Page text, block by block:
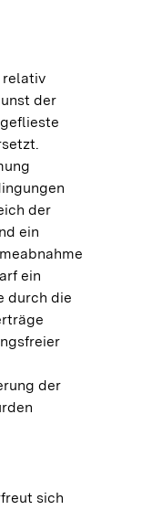
relativ
der
der
ein
ein
durch die
der
sich